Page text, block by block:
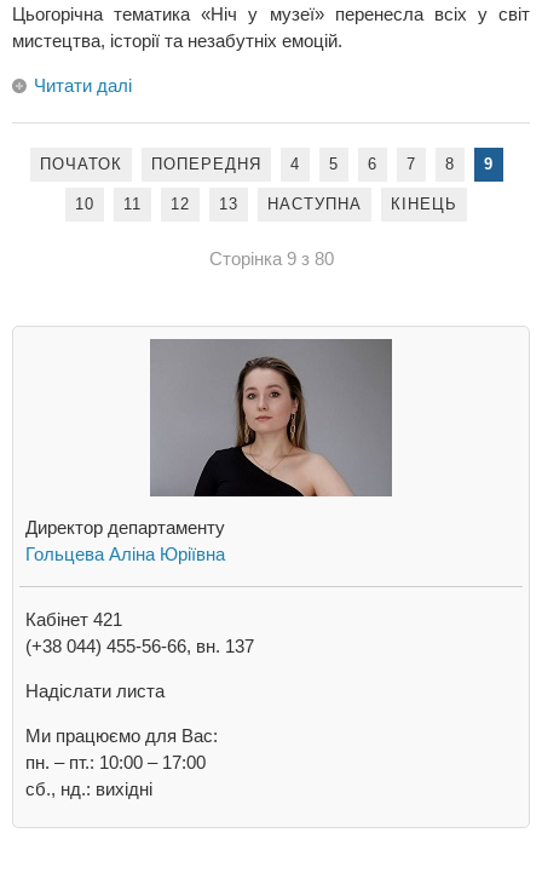
Цьогорічна тематика «Ніч у музеї» перенесла всіх у світ
мистецтва, історії та незабутніх емоцій.
Читати далі
ПОЧАТОК ПОПЕРЕДНЯ 4 5 6 7 8 9
10 11 12 13 НАСТУПНА КІНЕЦЬ
Сторінка 9 з 80
Директор департаменту
Гольцева Аліна Юріївна
Кабінет 421
(+38 044) 455-56-66, вн. 137
Надіслати листа
Ми працюємо для Вас:
пн. – пт.: 10:00 – 17:00
сб., нд.: вихідні